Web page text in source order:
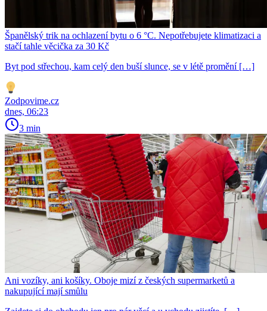
Španělský trik na ochlazení bytu o 6 °C. Nepotřebujete klimatizaci a
stačí tahle věcička za 30 Kč
Byt pod střechou, kam celý den buší slunce, se v létě promění […]
Zodpovime.cz
dnes, 06:23
3 min
Ani vozíky, ani košíky. Oboje mizí z českých supermarketů a
nakupující mají smůlu